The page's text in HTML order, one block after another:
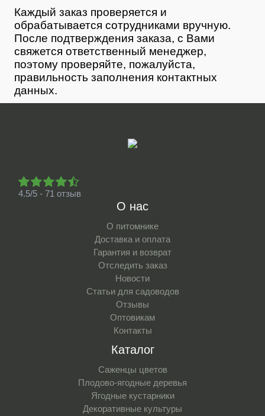
Каждый заказ проверяется и
обрабатывается сотрудниками вручную.
После подтверждения заказа, с Вами
свяжется ответственный менеджер,
поэтому проверяйте, пожалуйста,
правильность заполнения контактных
данных.
4.5/5 - 71 отзыв
О нас
О питомнике
Доставка и оплата
Гарантия и возврат
Отследить заказ
Новости
Статьи для садоводов
Отзывы
Оптовикам
Контакты
Каталог
Саженцы цветов
Плодово-ягодные деревья
Ягодные кустарники
Декоративные культуры